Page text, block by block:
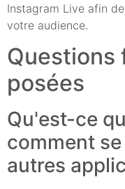
Instagram Live afin
votre audience.
Questions
posées
Qu'est-ce
comment
autres